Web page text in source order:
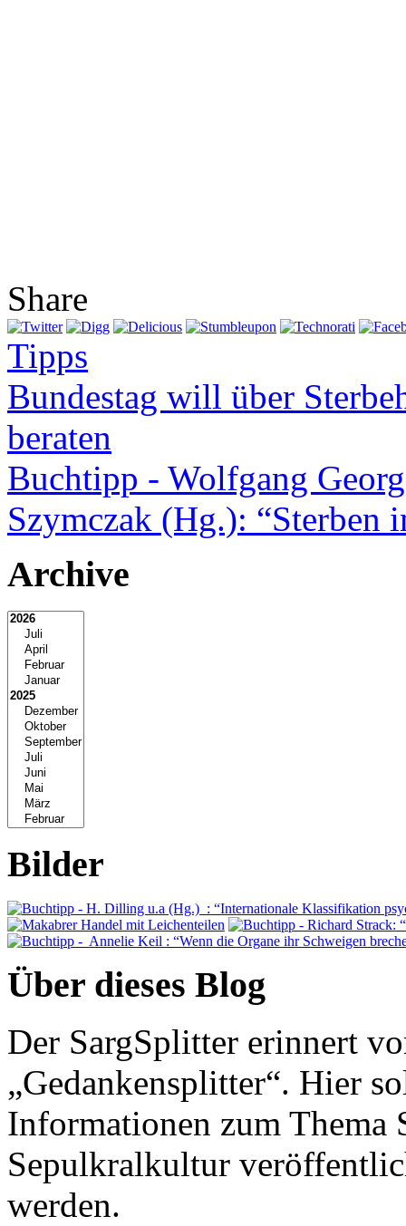
Share
Tipps
Bundestag will über
beraten
Buchtipp - Wolfgang
Szymczak (Hg.): “Sterben
Archive
Bilder
Über dieses Blog
Der SargSplitter erinnert
„Gedankensplitter“. Hier
Informationen zum Thema
Sepulkralkultur
werden.